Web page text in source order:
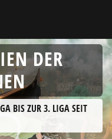
DER
BIS ZUR 3. LIGA SEIT